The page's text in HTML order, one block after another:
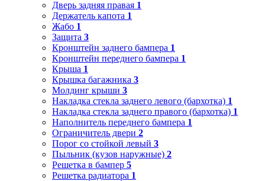
Дверь задняя правая 1
Держатель капота 1
Жабо 1
Защита 3
Кронштейн заднего бампера 1
Кронштейн переднего бампера 1
Крыша 1
Крышка багажника 3
Молдинг крыши 3
Накладка стекла заднего левого (бархотка) 1
Накладка стекла заднего правого (бархотка) 1
Наполнитель переднего бампера 1
Ограничитель двери 2
Порог со стойкой левый 3
Пыльник (кузов наружные) 2
Решетка в бампер 5
Решетка радиатора 1